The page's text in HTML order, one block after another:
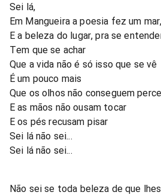
Sei lá,
Em Mangueira a poesia fez um
E a beleza do lugar, pra se
Tem que se achar
Que a vida não é só isso que se vê
É um pouco mais
Que os olhos não conseguem
E as mãos não ousam tocar
E os pés recusam pisar
Sei lá não sei...
Sei lá não sei...
Não sei se toda beleza de que